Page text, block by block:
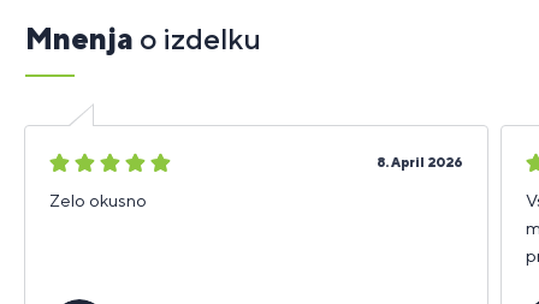
Mnenja o izdelku
5
8. April 2026
Zelo okusno
5